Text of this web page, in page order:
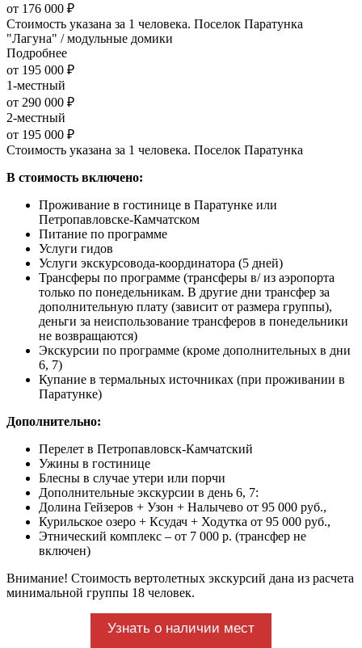
от 176 000 ₽
Стоимость указана за 1 человека. Поселок Паратунка
"Лагуна" / модульные домики
Подробнее
от 195 000 ₽
1-местный
от 290 000 ₽
2-местный
от 195 000 ₽
Стоимость указана за 1 человека. Поселок Паратунка
В стоимость включено:
Проживание в гостинице в Паратунке или
Петропавловске-Камчатском
Питание по программе
Услуги гидов
Услуги экскурсовода-координатора (5 дней)
Трансферы по программе (трансферы в/ из аэропорта
только по понедельникам. В другие дни трансфер за
дополнительную плату (зависит от размера группы),
деньги за неиспользование трансферов в понедельники
не возвращаются)
Экскурсии по программе (кроме дополнительных в дни
6, 7)
Купание в термальных источниках (при проживании в
Паратунке)
Дополнительно:
Перелет в Петропавловск-Камчатский
Ужины в гостинице
Блесны в случае утери или порчи
Дополнительные экскурсии в день 6, 7:
Долина Гейзеров + Узон + Налычево от 95 000 руб.,
Курильское озеро + Ксудач + Ходутка от 95 000 руб.,
Этнический комплекс – от 7 000 р. (трансфер не
включен)
Внимание! Стоимость вертолетных экскурсий дана из расчета
минимальной группы 18 человек.
Узнать о наличии мест